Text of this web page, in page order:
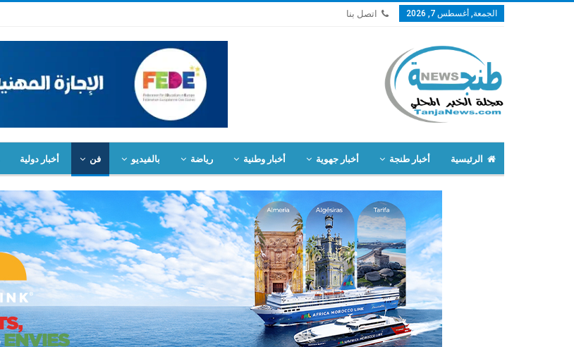
الجمعة, أغسطس 7, 2026 اتصل بنا
الرئيسية أخبار طنجة أخبار جهوية أخبار وطنية رياضة بالفيديو فن أخبار دولية